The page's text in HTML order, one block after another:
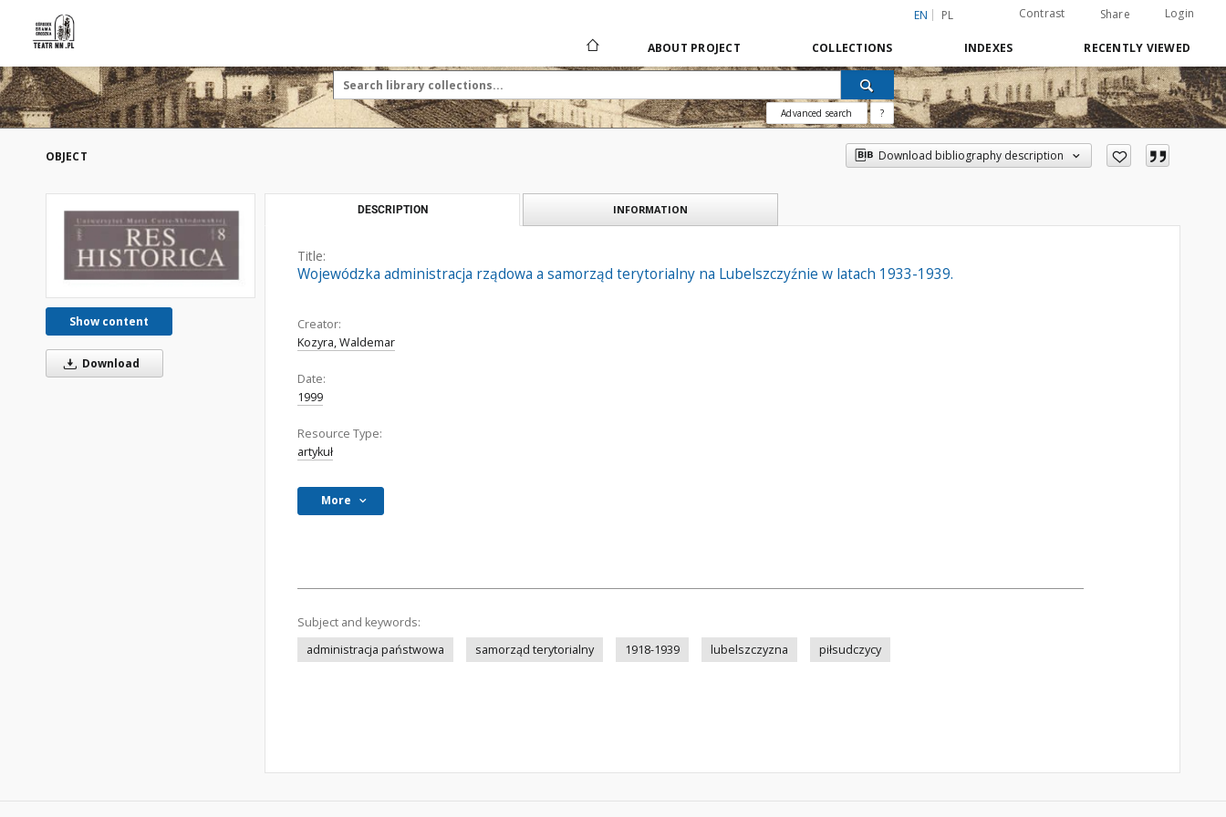
EN PL Contrast Share Login
ABOUT PROJECT COLLECTIONS INDEXES RECENTLY VIEWED
Advanced search ?
OBJECT Download bibliography description
Show content
Download
DESCRIPTION INFORMATION
Title:
Wojewódzka administracja rządowa a samorząd terytorialny na Lubelszczyźnie w latach 1933-1939.
Creator:
Kozyra, Waldemar
Date:
1999
Resource Type:
artykuł
More
Subject and keywords:
administracja państwowa
samorząd terytorialny 1918-1939 lubelszczyzna piłsudczycy